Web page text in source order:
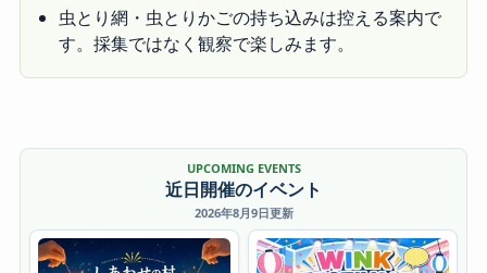
虫とり網・虫とりかごの持ち込みは控える案内で
す。採集ではなく観察で楽しみます。
UPCOMING EVENTS
近日開催のイベント
2026年8月9日更新